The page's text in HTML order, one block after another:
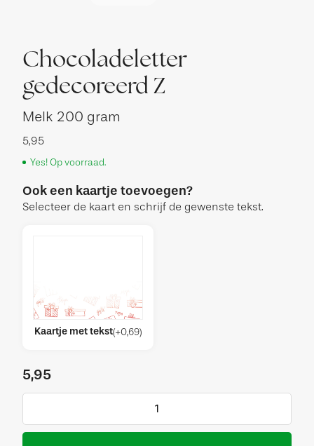
Chocoladeletter
gedecoreerd Z
Melk 200 gram
5,95
Yes! Op voorraad.
Ook een kaartje toevoegen?
Selecteer de kaart en schrijf de gewenste tekst.
Kaartje met tekst(+0,69)
5,95